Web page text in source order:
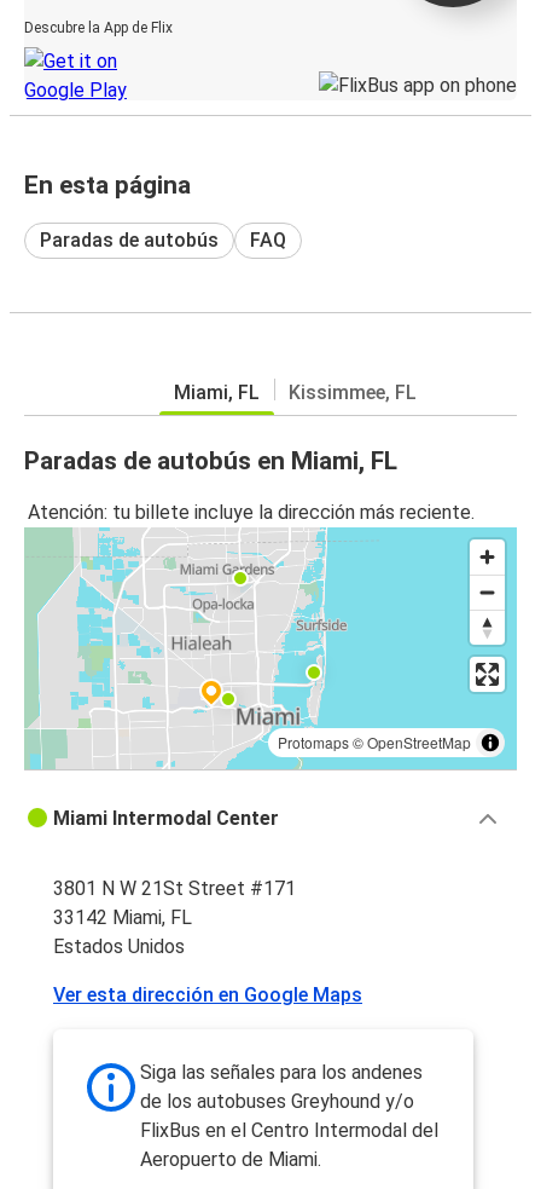
Descubre la App de Flix
En esta página
Paradas de autobús FAQ
Miami, FL Kissimmee, FL
Paradas de autobús en Miami, FL
Atención: tu billete incluye la dirección más reciente.
Protomaps©OpenStreetMap
Miami Intermodal Center
3801 N W 21St Street #171
33142 Miami, FL
Estados Unidos
Ver esta dirección en Google Maps
Siga las señales para los andenes
de los autobuses Greyhound y/o
FlixBus en el Centro Intermodal del
Aeropuerto de Miami.